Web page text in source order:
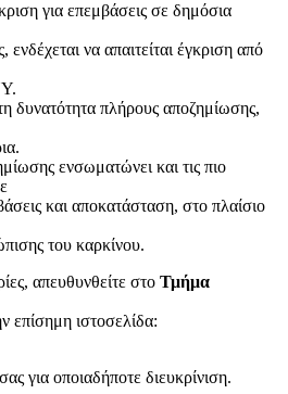
για επεμβάσεις σε δημόσια
ενδέχεται να απαιτείται έγκριση από
δυνατότητα πλήρους αποζημίωσης,
ενσωματώνει και τις πιο
και αποκατάσταση, στο πλαίσιο
του καρκίνου.
απευθυνθείτε στο Τμήμα
επίσημη ιστοσελίδα:
για οποιαδήποτε διευκρίνιση.